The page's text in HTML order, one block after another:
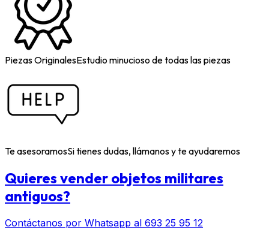
Piezas OriginalesEstudio minucioso de todas las piezas
Te asesoramosSi tienes dudas, llámanos y te ayudaremos
Quieres vender objetos militares
antiguos?
Contáctanos por Whatsapp al 693 25 95 12